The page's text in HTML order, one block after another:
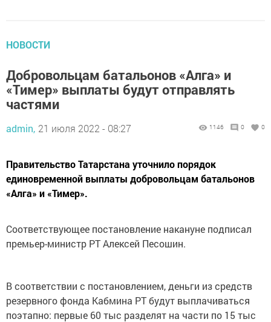
НОВОСТИ
Добровольцам батальонов «Алга» и
«Тимер» выплаты будут отправлять
частями
admin, 21 июля 2022 - 08:27 1146 0 0
Правительство Татарстана уточнило порядок
единовременной выплаты добровольцам батальонов
«Алга» и «Тимер».
Соответствующее постановление накануне подписал
премьер-министр РТ Алексей Песошин.
В соответствии с постановлением, деньги из средств
резервного фонда Кабмина РТ будут выплачиваться
поэтапно: первые 60 тыс разделят на части по 15 тыс